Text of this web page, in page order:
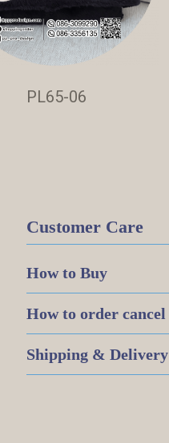
PL65-06
Customer Care
How to Buy
How to order cancel
Shipping & Delivery